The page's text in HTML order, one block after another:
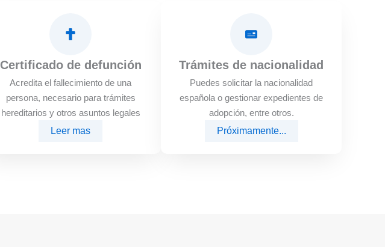
Certificado de defunción
Acredita el fallecimiento de una
persona, necesario para trámites
hereditarios y otros asuntos legales
Leer mas
Trámites de nacionalidad
Puedes solicitar la nacionalidad
española o gestionar expedientes de
adopción, entre otros.
Próximamente...